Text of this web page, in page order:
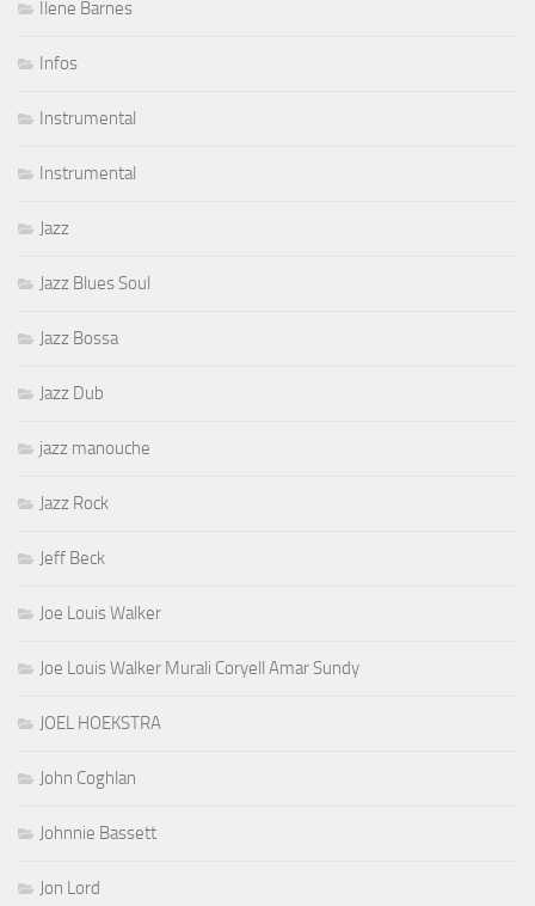
Ilene Barnes
Infos
Instrumental
Instrumental
Jazz
Jazz Blues Soul
Jazz Bossa
Jazz Dub
jazz manouche
Jazz Rock
Jeff Beck
Joe Louis Walker
Joe Louis Walker Murali Coryell Amar Sundy
JOEL HOEKSTRA
John Coghlan
Johnnie Bassett
Jon Lord